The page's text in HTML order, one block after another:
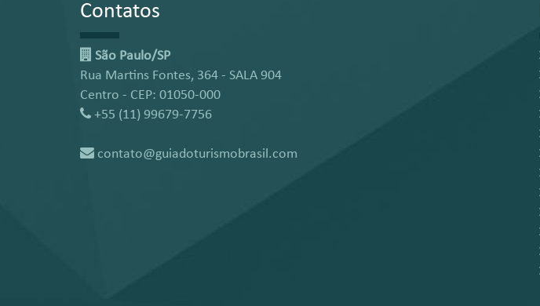
Contatos
São Paulo/SP
Rua Martins Fontes, 364 - SALA 904
Centro - CEP: 01050-000
+55 (11) 99679-7756
contato@guiadoturismobrasil.com